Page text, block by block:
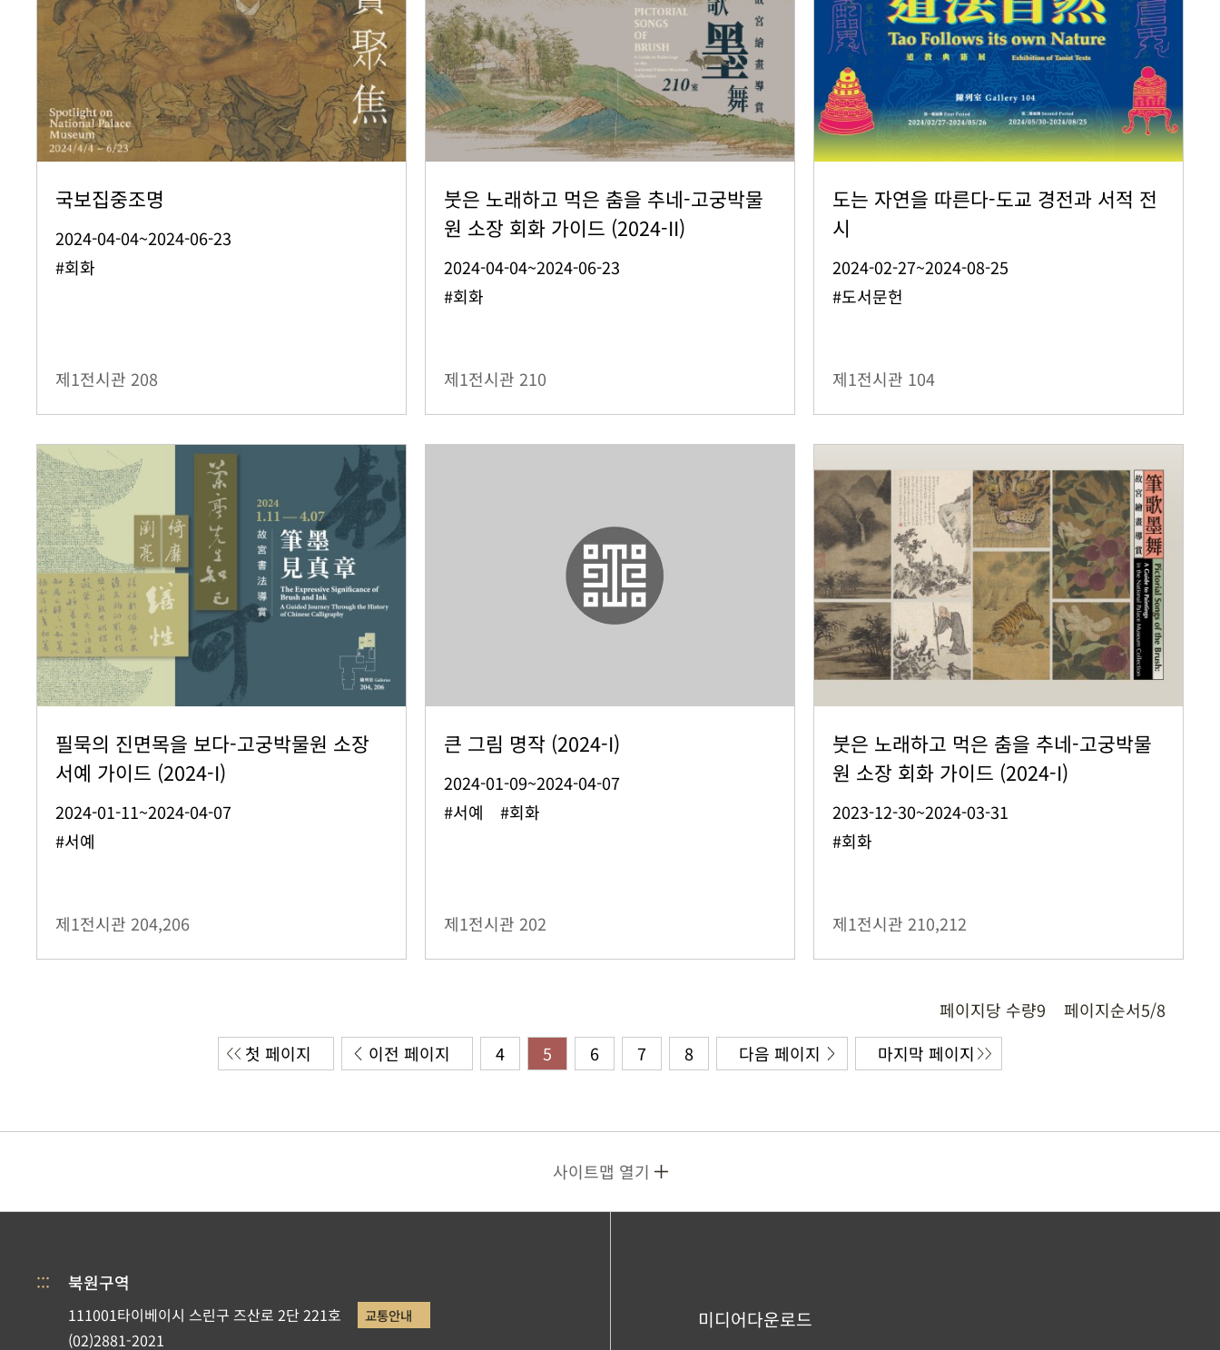
국보집중조명
2024-04-04~2024-06-23
#회화
제1전시관 208
붓은 노래하고 먹은 춤을 추네-고궁박물
원 소장 회화 가이드 (2024-II)
2024-04-04~2024-06-23
#회화
제1전시관 210
도는 자연을 따른다-도교 경전과 서적 전
시
2024-02-27~2024-08-25
#도서문헌
제1전시관 104
필묵의 진면목을 보다-고궁박물원 소장
서예 가이드 (2024-I)
2024-01-11~2024-04-07
#서예
제1전시관 204,206
큰 그림 명작 (2024-I)
2024-01-09~2024-04-07
#서예 #회화
제1전시관 202
붓은 노래하고 먹은 춤을 추네-고궁박물
원 소장 회화 가이드 (2024-I)
2023-12-30~2024-03-31
#회화
제1전시관 210,212
페이지당 수량9 페이지순서5/8
첫 페이지
이전 페이지 4 5 6 7 8 다음 페이지 마지막 페이지
사이트맵 열기
::: 북원구역
111001타이베이시 스린구 즈산로 2단 221호 교통안내
(02)2881-2021
미디어다운로드